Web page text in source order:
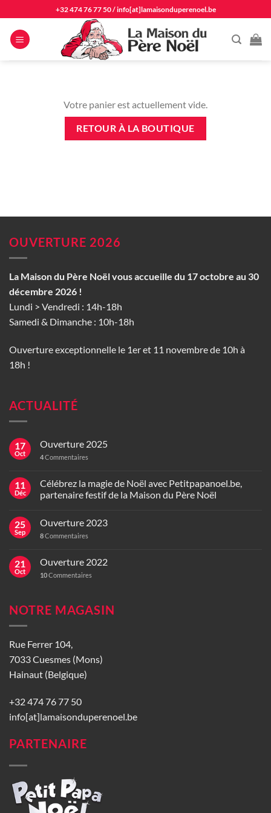
au
contenu
+32 474 76 77 50/info[at]lamaisonduperenoel.be
Votre panier est actuellement vide.
RETOUR À LA BOUTIQUE
OUVERTURE 2026
La Maison du Père Noël vous accueille du 17 octobre au 30
décembre 2026 !
Lundi > Vendredi : 14h-18h
Samedi & Dimanche : 10h-18h
Ouverture exceptionnelle le 1er et 11 novembre de 10h à
18h !
ACTUALITÉ
17
Oct
Ouverture 2025
4Commentaires
11
Déc
Célébrez la magie de Noël avec Petitpapanoel.be,
partenaire festif de la Maison du Père Noël
25
Sep
Ouverture 2023
8Commentaires
21
Oct
Ouverture 2022
10Commentaires
NOTRE MAGASIN
Rue Ferrer 104,
7033 Cuesmes (Mons)
Hainaut (Belgique)
+32 474 76 77 50
info[at]lamaisonduperenoel.be
PARTENAIRE